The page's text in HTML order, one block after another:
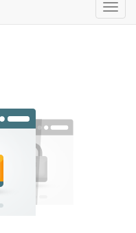
تغییر